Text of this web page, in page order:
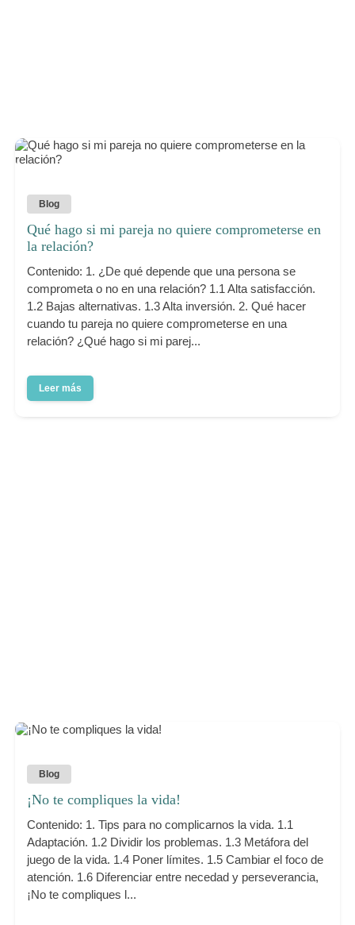
Blog
Qué hago si mi pareja no quiere comprometerse en
la relación?
Contenido: 1. ¿De qué depende que una persona se
comprometa o no en una relación? 1.1 Alta satisfacción.
1.2 Bajas alternativas. 1.3 Alta inversión. 2. Qué hacer
cuando tu pareja no quiere comprometerse en una
relación? ¿Qué hago si mi parej...
Leer más
Blog
¡No te compliques la vida!
Contenido: 1. Tips para no complicarnos la vida. 1.1
Adaptación. 1.2 Dividir los problemas. 1.3 Metáfora del
juego de la vida. 1.4 Poner límites. 1.5 Cambiar el foco de
atención. 1.6 Diferenciar entre necedad y perseverancia,
¡No te compliques l...